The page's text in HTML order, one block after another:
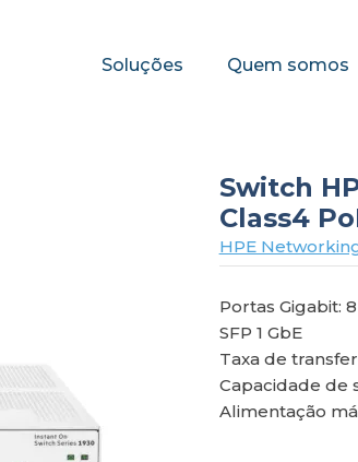
Soluções Quem somos
Switch
Class4
HPE
Portas Gigabit:
SFP 1 GbE
Taxa de
Capacidade de
Alimentação